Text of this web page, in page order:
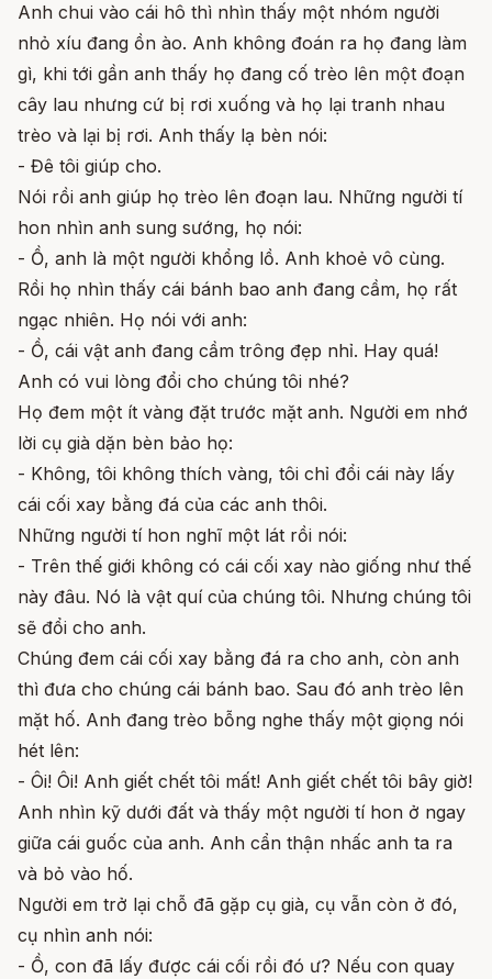
Anh chui vào cái hô thì nhìn thấy một nhóm người
nhỏ xíu đang ồn ào. Anh không đoán ra họ đang làm
gì, khi tới gần anh thấy họ đang cố trèo lên một đoạn
cây lau nhưng cứ bị rơi xuống và họ lại tranh nhau
trèo và lại bị rơi. Anh thấy lạ bèn nói:
- Đê tôi giúp cho.
Nói rồi anh giúp họ trèo lên đoạn lau. Những người tí
hon nhìn anh sung sướng, họ nói:
- Ồ, anh là một người khổng lồ. Anh khoẻ vô cùng.
Rồi họ nhìn thấy cái bánh bao anh đang cầm, họ rất
ngạc nhiên. Họ nói với anh:
- Ồ, cái vật anh đang cầm trông đẹp nhỉ. Hay quá!
Anh có vui lòng đổi cho chúng tôi nhé?
Họ đem một ít vàng đặt trước mặt anh. Người em nhớ
lời cụ già dặn bèn bảo họ:
- Không, tôi không thích vàng, tôi chỉ đổi cái này lấy
cái cối xay bằng đá của các anh thôi.
Những người tí hon nghĩ một lát rồi nói:
- Trên thế giới không có cái cối xay nào giống như thế
này đâu. Nó là vật quí của chúng tôi. Nhưng chúng tôi
sẽ đổi cho anh.
Chúng đem cái cối xay bằng đá ra cho anh, còn anh
thì đưa cho chúng cái bánh bao. Sau đó anh trèo lên
mặt hố. Anh đang trèo bỗng nghe thấy một giọng nói
hét lên:
- Ôi! Ôi! Anh giết chết tôi mất! Anh giết chết tôi bây giờ!
Anh nhìn kỹ dưới đất và thấy một người tí hon ở ngay
giữa cái guốc của anh. Anh cẩn thận nhấc anh ta ra
và bỏ vào hố.
Người em trở lại chỗ đã gặp cụ già, cụ vẫn còn ở đó,
cụ nhìn anh nói:
- Ồ, con đã lấy được cái cối rồi đó ư? Nếu con quay